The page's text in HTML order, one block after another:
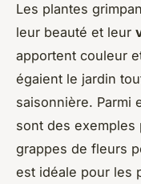
Les plantes
leur beauté et leur
apportent couleur
égaient le jardin
saisonnière. Parmi
sont des exemples
grappes de fleurs
est idéale pour les